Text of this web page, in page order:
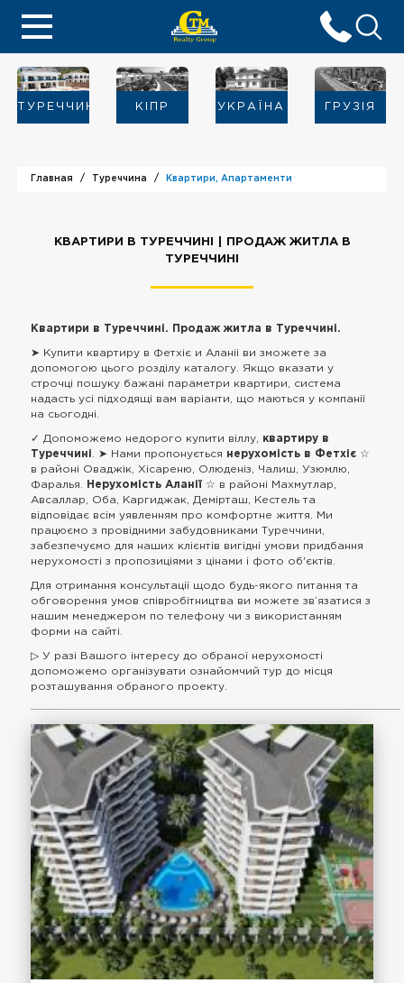
ТУРЕЧЧИНА KIПР УКРАЇНА ГРУЗІЯ
Главная Туреччина Квартири, Апартаменти
КВАРТИРИ В ТУРЕЧЧИНІ | ПРОДАЖ ЖИТЛА В
ТУРЕЧЧИНІ
Квартири в Туреччині. Продаж житла в Туреччині.
➤ Купити квартиру в Фетхіє и Аланіі ви зможете за
допомогою цього розділу каталогу. Якщо вказати у
строчці пошуку бажані параметри квартири, система
надасть усі підходящі вам варіанти, що маються у компанії
на сьогодні.
✓ Допоможемо недорого купити віллу, квартиру в
Туреччині
. ➤ Нами пропонується нерухомість в Фетхіє ☆
в районі Оваджік, Хісареню, Олюденіз, Чалиш, Узюмлю,
Фаралья.
Нерухомість Аланії ☆ в районі Махмутлар,
Авсаллар, Оба, Каргиджак, Демірташ, Кестель та
відповідає всім уявленням про комфортне життя. Ми
працюємо з провідними забудовниками Туреччини,
забезпечуємо для наших клієнтів вигідні умови придбання
нерухомості з пропозиціями з цінами і фото об'єктів.
Для отримання консультації щодо будь-якого питання та
обговорення умов співробітництва ви можете зв’язатися з
нашим менеджером по телефону чи з використанням
форми на сайті.
▷ У разі Вашого інтересу до обраної нерухомості
допоможемо організувати ознайомчий тур до місця
розташування обраного проекту.